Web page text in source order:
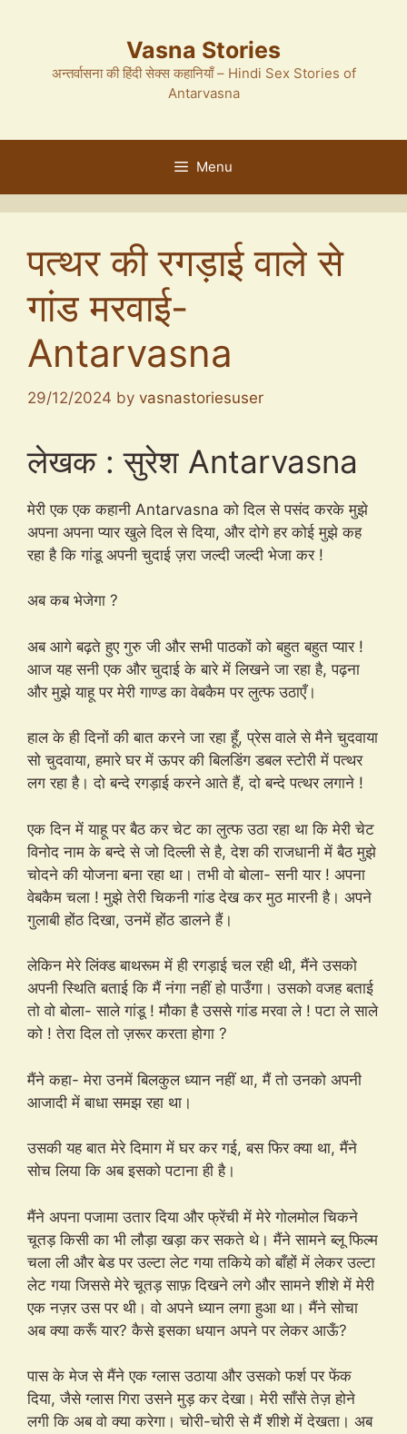
Vasna Stories
अन्तर्वासना की हिंदी सेक्स कहानियाँ – Hindi Sex Stories of
Antarvasna
Menu
पत्थर की रगड़ाई वाले से
गांड मरवाई-
Antarvasna
29/12/2024 by vasnastoriesuser
लेखक : सुरेश Antarvasna
मेरी एक एक कहानी Antarvasna को दिल से पसंद करके मुझे
अपना अपना प्यार खुले दिल से दिया, और दोगे हर कोई मुझे कह
रहा है कि गांडू अपनी चुदाई ज़रा जल्दी जल्दी भेजा कर !
अब कब भेजेगा ?
अब आगे बढ़ते हुए गुरु जी और सभी पाठकों को बहुत बहुत प्यार !
आज यह सनी एक और चुदाई के बारे में लिखने जा रहा है, पढ़ना
और मुझे याहू पर मेरी गाण्ड का वेबकैम पर लुत्फ उठाएँ।
हाल के ही दिनों की बात करने जा रहा हूँ, प्रेस वाले से मैने चुदवाया
सो चुदवाया, हमारे घर में ऊपर की बिलडिंग डबल स्टोरी में पत्थर
लग रहा है। दो बन्दे रगड़ाई करने आते हैं, दो बन्दे पत्थर लगाने !
एक दिन में याहू पर बैठ कर चेट का लुत्फ उठा रहा था कि मेरी चेट
विनोद नाम के बन्दे से जो दिल्ली से है, देश की राजधानी में बैठ मुझे
चोदने की योजना बना रहा था। तभी वो बोला- सनी यार ! अपना
वेबकैम चला ! मुझे तेरी चिकनी गांड देख कर मुठ मारनी है। अपने
गुलाबी होंठ दिखा, उनमें होंठ डालने हैं।
लेकिन मेरे लिंक्ड बाथरूम में ही रगड़ाई चल रही थी, मैंने उसको
अपनी स्थिति बताई कि मैं नंगा नहीं हो पाउँगा। उसको वजह बताई
तो वो बोला- साले गांडू ! मौका है उससे गांड मरवा ले ! पटा ले साले
को ! तेरा दिल तो ज़रूर करता होगा ?
मैंने कहा- मेरा उनमें बिलकुल ध्यान नहीं था, मैं तो उनको अपनी
आजादी में बाधा समझ रहा था।
उसकी यह बात मेरे दिमाग में घर कर गई, बस फिर क्या था, मैंने
सोच लिया कि अब इसको पटाना ही है।
मैंने अपना पजामा उतार दिया और फ्रेंची में मेरे गोलमोल चिकने
चूतड़ किसी का भी लौड़ा खड़ा कर सकते थे। मैंने सामने ब्लू फिल्म
चला ली और बेड पर उल्टा लेट गया तकिये को बाँहों में लेकर उल्टा
लेट गया जिससे मेरे चूतड़ साफ़ दिखने लगे और सामने शीशे में मेरी
एक नज़र उस पर थी। वो अपने ध्यान लगा हुआ था। मैंने सोचा
अब क्या करूँ यार? कैसे इसका धयान अपने पर लेकर आऊँ?
पास के मेज से मैंने एक ग्लास उठाया और उसको फर्श पर फेंक
दिया, जैसे ग्लास गिरा उसने मुड़ कर देखा। मेरी साँसे तेज़ होने
लगी कि अब वो क्या करेगा। चोरी-चोरी से मैं शीशे में देखता। अब